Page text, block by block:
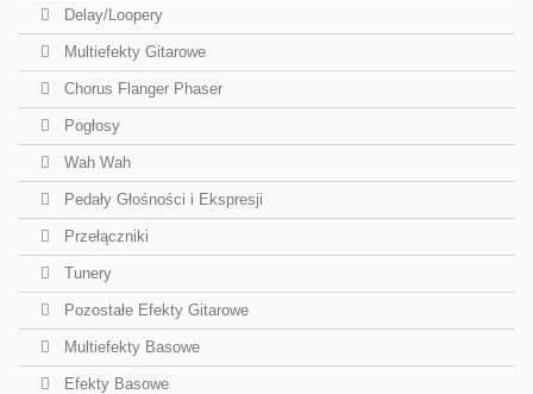
Delay/Loopery
Multiefekty Gitarowe
Chorus Flanger Phaser
Pogłosy
Wah Wah
Pedały Głośności i Ekspresji
Przełączniki
Tunery
Pozostałe Efekty Gitarowe
Multiefekty Basowe
Efekty Basowe